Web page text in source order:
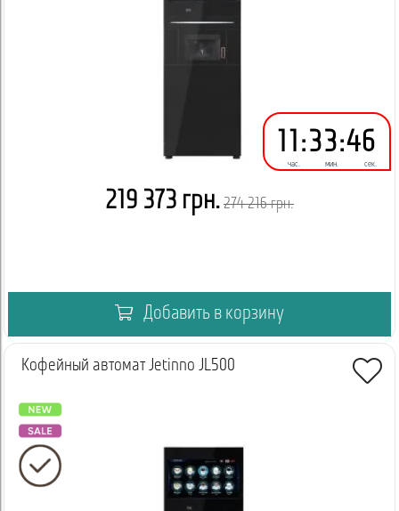
Купить кофемашину Jetinno JL300 с сиропной станцией и
Доставка осуществляется по всей Украине.
11
час.
:33
мин.
:45
сек.
219 373 грн. 274 216 грн.
Добавить в корзину
Кофейный автомат Jetinno JL500